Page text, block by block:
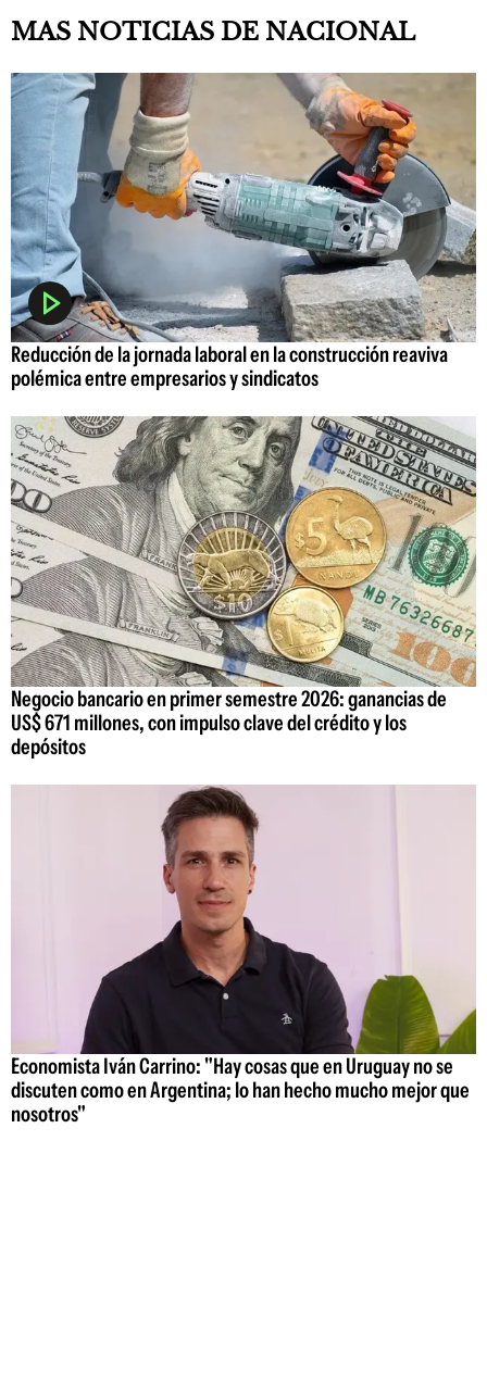
MAS NOTICIAS DE NACIONAL
Reducción de la jornada laboral en la construcción reaviva
polémica entre empresarios y sindicatos
Negocio bancario en primer semestre 2026: ganancias de
US$ 671 millones, con impulso clave del crédito y los
depósitos
Economista Iván Carrino: "Hay cosas que en Uruguay no se
discuten como en Argentina; lo han hecho mucho mejor que
nosotros"